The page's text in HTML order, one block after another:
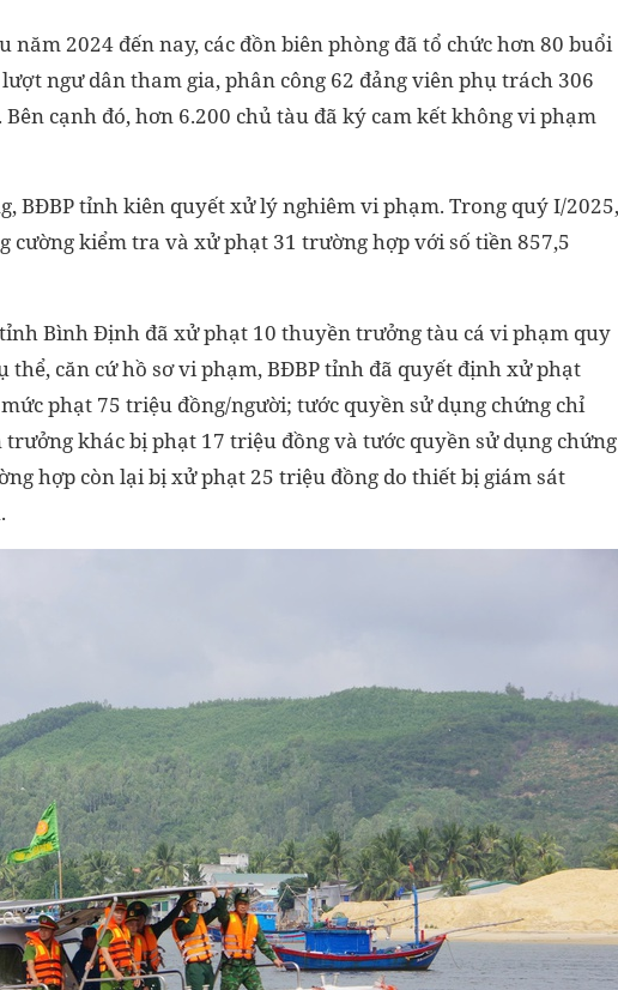
2024 đến nay, các đồn biên phòng đã tổ chức hơn 80 buổi
ngư dân tham gia, phân công 62 đảng viên phụ trách 306
cạnh đó, hơn 6.200 chủ tàu đã ký cam kết không vi phạm
BĐBP tỉnh kiên quyết xử lý nghiêm vi phạm. Trong quý I/2025,
cường kiểm tra và xử phạt 31 trường hợp với số tiền 857,5
Bình Định đã xử phạt 10 thuyền trưởng tàu cá vi phạm quy
thể, căn cứ hồ sơ vi phạm, BĐBP tỉnh đã quyết định xử phạt
phạt 75 triệu đồng/người; tước quyền sử dụng chứng chỉ
khác bị phạt 17 triệu đồng và tước quyền sử dụng chứng
hợp còn lại bị xử phạt 25 triệu đồng do thiết bị giám sát